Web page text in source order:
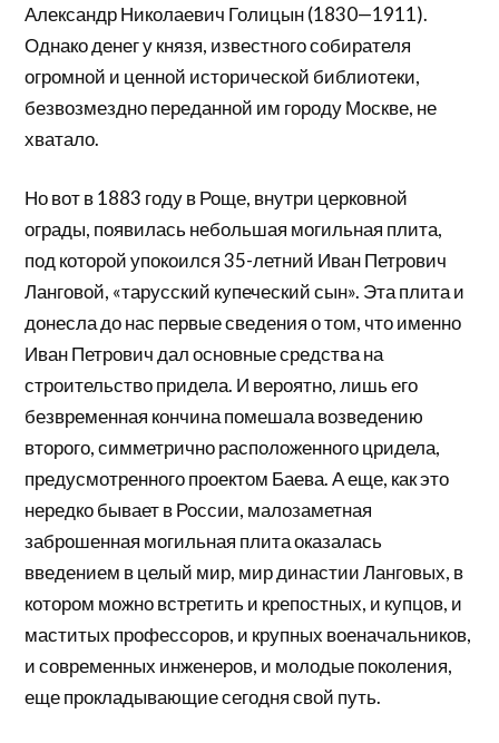
Александр Николаевич Голицын (1830—1911).
Однако денег у князя, известного собирателя
огромной и ценной исторической библиотеки,
безвозмездно переданной им городу Москве, не
хватало.
Но вот в 1883 году в Роще, внутри церковной
ограды, появилась небольшая могильная плита,
под которой упокоился 35-летний Иван Петрович
Ланговой, «тарусский купеческий сын». Эта плита и
донесла до нас первые сведения о том, что именно
Иван Петрович дал основные средства на
строительство придела. И вероятно, лишь его
безвременная кончина помешала возведению
второго, симметрично расположенного цридела,
предусмотренного проектом Баева. А еще, как это
нередко бывает в России, малозаметная
заброшенная могильная плита оказалась
введением в целый мир, мир династии Ланговых, в
котором можно встретить и крепостных, и купцов, и
маститых профессоров, и крупных военачальников,
и современных инженеров, и молодые поколения,
еще прокладывающие сегодня свой путь.